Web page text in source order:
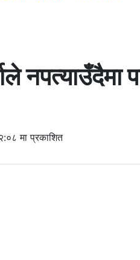
नपत्याउँदैमा
मा प्रकाशित